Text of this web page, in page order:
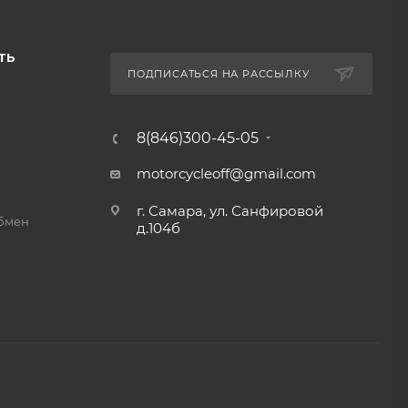
ПОДПИСАТЬСЯ НА РАССЫЛКУ
8(846)300-45-05
motorcycleoff@gmail.com
г. Самара, ул. Санфировой
д.104б